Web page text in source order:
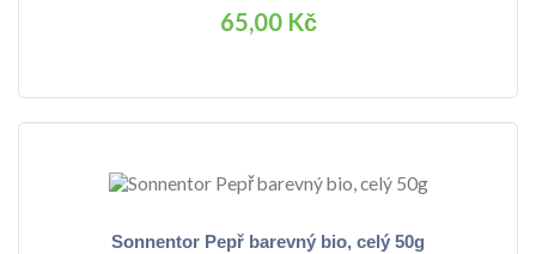
65,00 Kč
Sonnentor Pepř barevný bio, celý 50g